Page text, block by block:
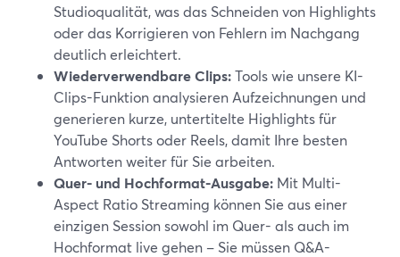
Studioqualität, was das Schneiden von Highlights
oder das Korrigieren von Fehlern im Nachgang
deutlich erleichtert.
Wiederverwendbare Clips:Tools wie unsere KI-
Clips-Funktion analysieren Aufzeichnungen und
generieren kurze, untertitelte Highlights für
YouTube Shorts oder Reels, damit Ihre besten
Antworten weiter für Sie arbeiten.
Quer- und Hochformat-Ausgabe: Mit Multi-
Aspect Ratio Streaming können Sie aus einer
einzigen Session sowohl im Quer- als auch im
Hochformat live gehen – Sie müssen Q&A-